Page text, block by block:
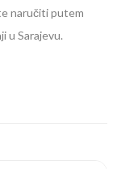
naručiti putem
u Sarajevu.